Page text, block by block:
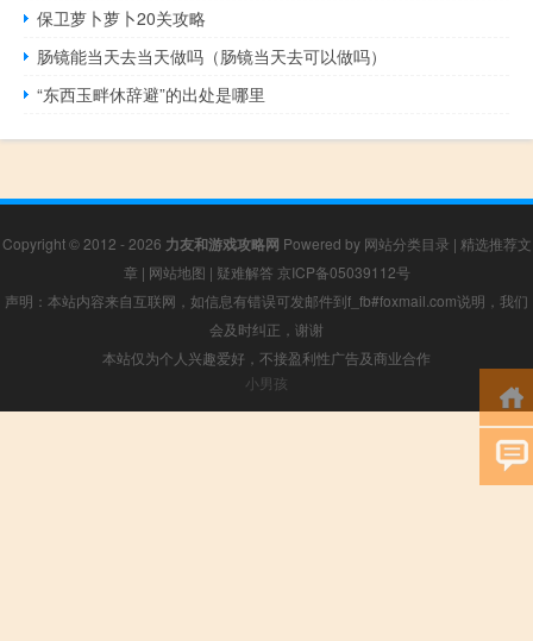
保卫萝卜萝卜20关攻略
肠镜能当天去当天做吗（肠镜当天去可以做吗）
“东西玉畔休辞避”的出处是哪里
Copyright © 2012 - 2026 力友和游戏攻略网 Powered by 网站分类目录 | 精选推荐文
章 | 网站地图 | 疑难解答 京ICP备05039112号
声明：本站内容来自互联网，如信息有错误可发邮件到f_fb#foxmail.com说明，我们
会及时纠正，谢谢
本站仅为个人兴趣爱好，不接盈利性广告及商业合作
小男孩